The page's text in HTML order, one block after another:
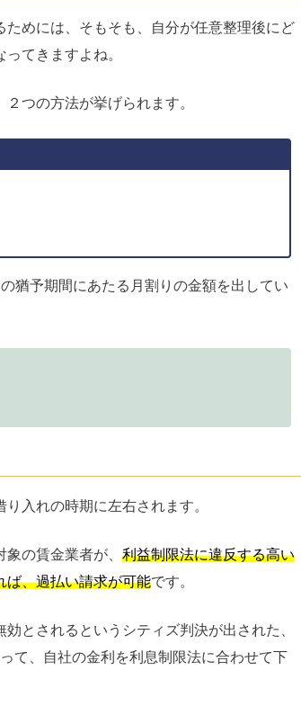
めには、そもそも、自分が任意整理後にど
てきますよね。
つの方法が挙げられます。
猶予期間にあたる月割りの金額を出してい
入れの時期に左右されます。
の賃金業者が、 利益制限法に違反する高い
ば、過払い請求が可能です。
とされるというシティズ判決が出された、
て、自社の金利を利息制限法に合わせて下